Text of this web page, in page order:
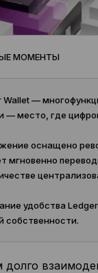
МОМЕНТЫ
—
— место, где
оснащено
мгновенно
удобства
собственности.